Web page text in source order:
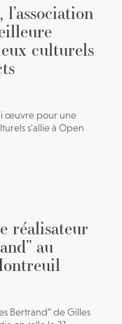
culturels
œuvre pour une
s’allie à Open
réalisateur
au
Bertrand" de Gilles